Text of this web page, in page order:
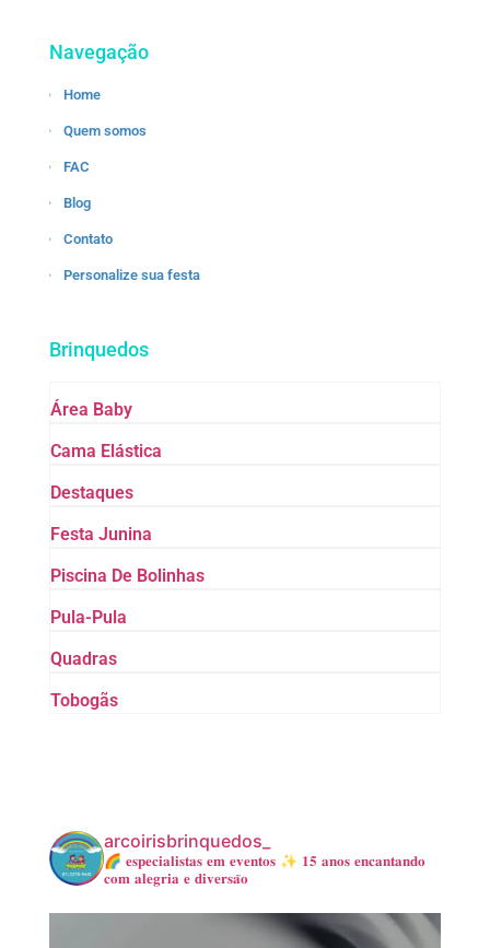
Navegação
Home
Quem somos
FAC
Blog
Contato
Personalize sua festa
Brinquedos
Área Baby
Cama Elástica
Destaques
Festa Junina
Piscina De Bolinhas
Pula-Pula
Quadras
Tobogãs
arcoirisbrinquedos_
🌈 𝐞𝐬𝐩𝐞𝐜𝐢𝐚𝐥𝐢𝐬𝐭𝐚𝐬 𝐞𝐦 𝐞𝐯𝐞𝐧𝐭𝐨𝐬 ✨ 𝟏𝟓 𝐚𝐧𝐨𝐬 𝐞𝐧𝐜𝐚𝐧𝐭𝐚𝐧𝐝𝐨
𝐜𝐨𝐦 𝐚𝐥𝐞𝐠𝐫𝐢𝐚 𝐞 𝐝𝐢𝐯𝐞𝐫𝐬𝐚̃𝐨